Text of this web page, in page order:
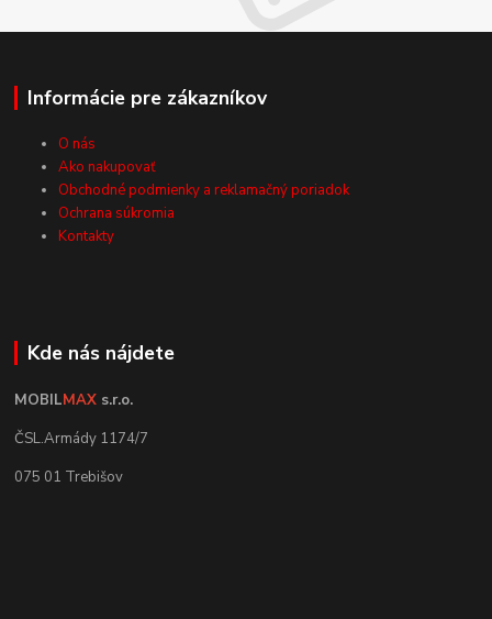
Informácie pre zákazníkov
O nás
Ako nakupovať
Obchodné podmienky a reklamačný poriadok
Ochrana súkromia
Kontakty
Kde nás nájdete
MOBILMAX s.r.o.
ČSL.Armády 1174/7
075 01 Trebišov